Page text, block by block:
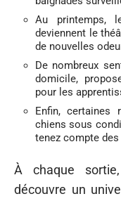
Au printemps,
deviennent le
de nouvelles
De nombreux
domicile,
pour les
Enfin, certaines
chiens sous
tenez compte
À chaque
découvre un